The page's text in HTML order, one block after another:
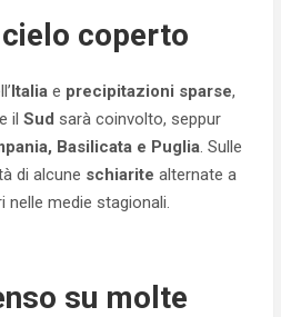
coperto
Italia e precipitazioni sparse,
il Sud sarà coinvolto, seppur
Basilicata e Puglia. Sulle
di alcune schiarite alternate a
nelle medie stagionali.
su molte